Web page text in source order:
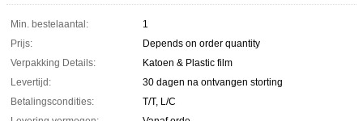
Min. bestelaantal:
1
Prijs:
Depends on order quantity
Verpakking Details:
Katoen & Plastic film
Levertijd:
30 dagen na ontvangen storting
Betalingscondities:
T/T, L/C